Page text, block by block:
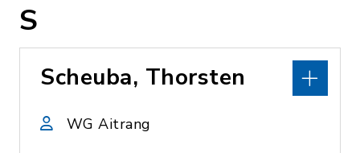
S
Scheuba, Thorsten
WG Aitrang